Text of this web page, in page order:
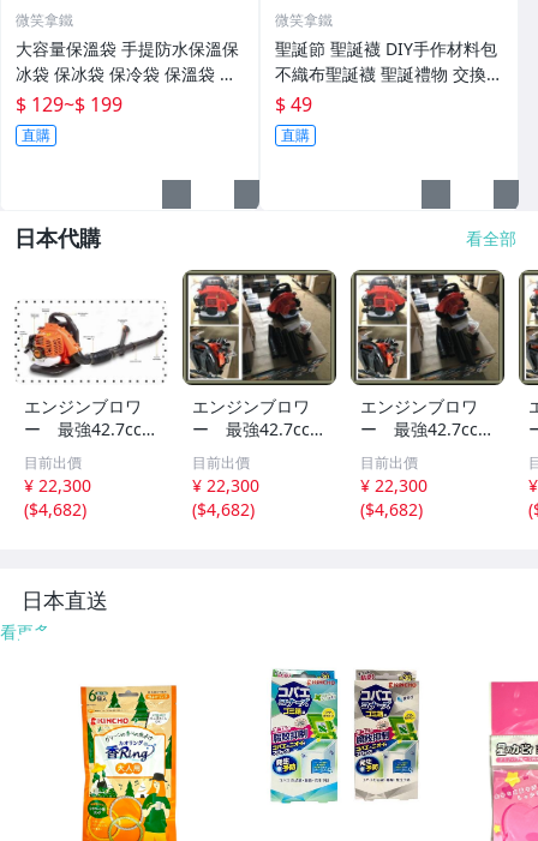
微笑拿鐵
大容量保溫袋 手提防水保溫保
冰袋 保冰袋 保冷袋 保溫袋 露
營保冰袋
$ 129~$ 199
直購
微笑拿鐵
聖誕節 聖誕襪 DIY手作材料包
不織布聖誕襪 聖誕禮物 交換禮
物 耶誕節 DIY材料包
$ 49
直購
日本代購 看全部
エンジンブロワ
ー 最強42.7cc
2サイクルエン
ジンブロワー 落
ち葉 枯葉 掃
除機 2サイク
目前出價
¥ 22,300
($4,682)
エンジンブロワ
ー 最強42.7cc
2サイクルエン
ジンブロワー 落
ち葉 枯葉 掃
除機 2サイク
目前出價
¥ 22,300
($4,682)
エンジンブロワ
ー 最強42.7cc
2サイクルエン
ジンブロワー 落
ち葉 枯葉 掃
除機 2サイク
目前出價
¥ 22,300
($4,682)
(
日本直送
看更多